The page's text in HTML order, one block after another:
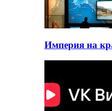
Империя на